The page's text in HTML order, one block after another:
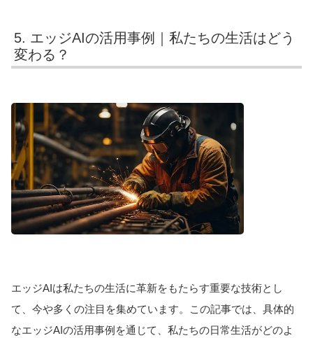
5. エッジAIの活用事例｜私たちの生活はどう
変わる？
エッジAIは私たちの生活に革新をもたらす重要な技術とし
て、今や多くの注目を集めています。この記事では、具体的
なエッジAIの活用事例を通じて、私たちの日常生活がどのよ